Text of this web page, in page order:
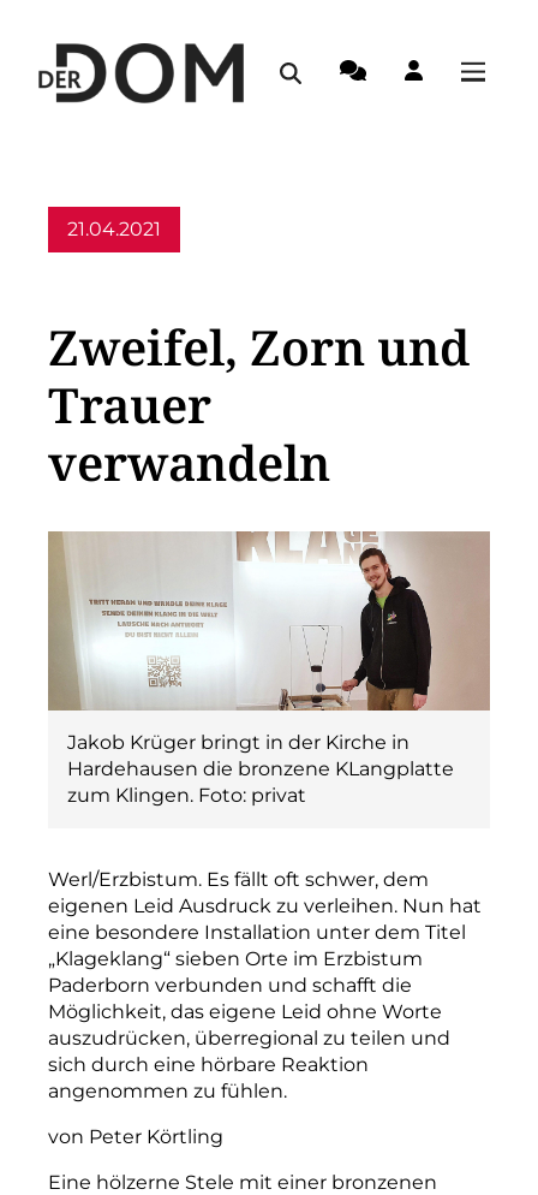
21.04.2021
Zweifel, Zorn und
Trauer
verwandeln
Jakob Krüger bringt in der Kirche in
Hardehausen die bronzene KLangplatte
zum Klingen. Foto: privat
Werl/Erzbistum. Es fällt oft schwer, dem
eigenen Leid Ausdruck zu verleihen. Nun hat
eine besondere Installation unter dem Titel
„Klageklang“ sieben Orte im Erzbistum
Paderborn verbunden und schafft die
Möglichkeit, das eigene Leid ohne Worte
auszudrücken, überregional zu teilen und
sich durch eine hörbare Reaktion
angenommen zu fühlen.
von Peter Körtling
Eine hölzerne Stele mit einer bronzenen